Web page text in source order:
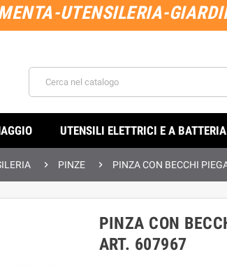
UTENSILERIA-
UTENSILI ELETTRICI E A BATTERIA
 PINZE  PINZA CON BECCHI
PINZA CON
ART. 607967